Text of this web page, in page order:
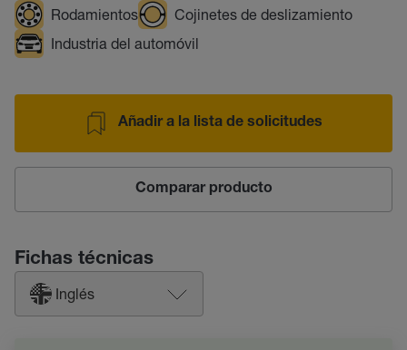
Rodamientos
Cojinetes de deslizamiento
Industria del automóvil
Añadir a la lista de solicitudes
Comparar producto
Fichas técnicas
Inglés